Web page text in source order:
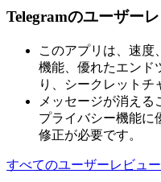
Telegramのユーザー
このアプリは、速度
機能、優れたエンド
り、シークレットチ
メッセージが消える
プライバシー機能に
修正が必要です。
すべてのユーザーレビュ